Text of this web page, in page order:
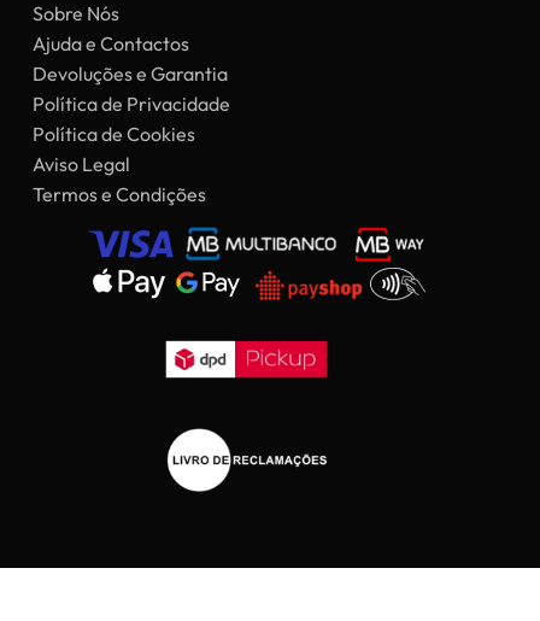
Ver Carrinho
Sobre Nós
Ajuda e Contactos
Devoluções e Garantia
Política de Privacidade
Política de Cookies
Aviso Legal
Termos e Condições